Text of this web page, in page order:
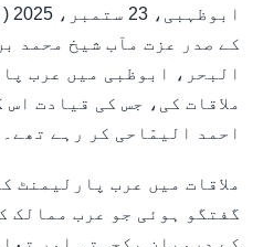
کے صدر عزت مآب شیخ محمد
البحر، ابوظبی میں عرب
ملاقات کی، جس کی قیادت
احمد الیمّاحی کر رہے تھے۔
ملاقات میں عرب پارلیمنٹ
گفتگو ہوئی جو عرب ممالک